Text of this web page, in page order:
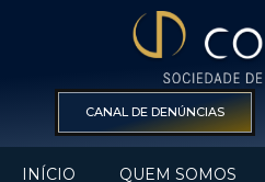
CANAL DE DENÚNCIAS
INÍCIO QUEM SOMOS